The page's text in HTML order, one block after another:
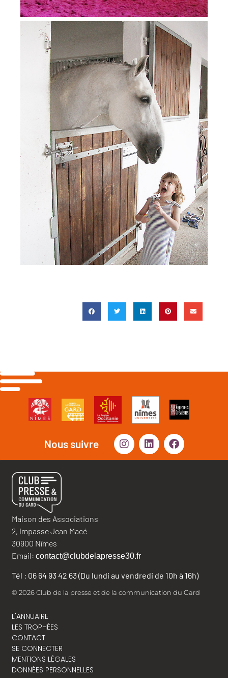
Nous suivre
Maison des Associations
2, impasse Jean Macé
30900 Nîmes
Email: contact@clubdelapresse30.fr
Tél : 06 64 93 42 63 (Du lundi au vendredi de 10h à 16h)
© 2026 Club de la presse et de la communication du Gard
L'ANNUAIRE
LES TROPHÉES
CONTACT
SE CONNECTER
MENTIONS LÉGALES
DONNÉES PERSONNELLES